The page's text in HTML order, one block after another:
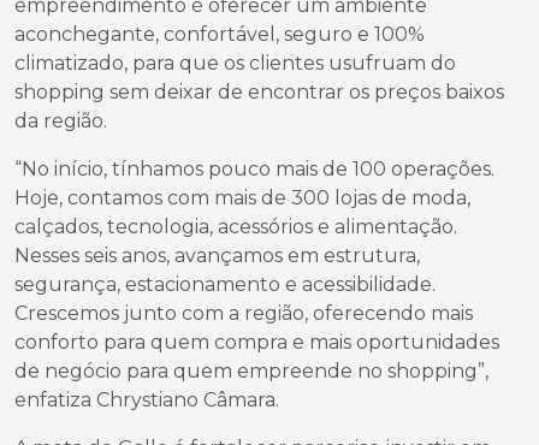
empreendimento é oferecer um ambiente
aconchegante, confortável, seguro e 100%
climatizado, para que os clientes usufruam do
shopping sem deixar de encontrar os preços baixos
da região.
“No início, tínhamos pouco mais de 100 operações.
Hoje, contamos com mais de 300 lojas de moda,
calçados, tecnologia, acessórios e alimentação.
Nesses seis anos, avançamos em estrutura,
segurança, estacionamento e acessibilidade.
Crescemos junto com a região, oferecendo mais
conforto para quem compra e mais oportunidades
de negócio para quem empreende no shopping”,
enfatiza Chrystiano Câmara.